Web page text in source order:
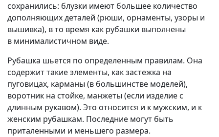
сохранились: блузки имеют большее количество
дополняющих деталей (рюши, орнаменты, узоры и
вышивка), в то время как рубашки выполнены
в минималистичном виде.
Рубашка шьется по определенным правилам. Она
содержит такие элементы, как застежка на
пуговицах, карманы (в большинстве моделей),
воротник на стойке, манжеты (если изделие с
длинным рукавом). Это относится и к мужским, и к
женским рубашкам. Последние могут быть
приталенными и меньшего размера.